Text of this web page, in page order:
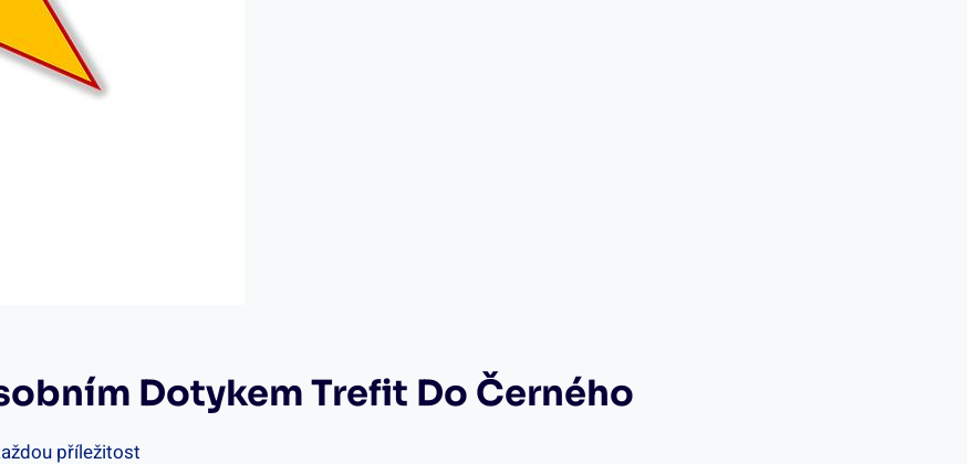
Dotykem‍ Trefit ⁣do Černého
příležitost